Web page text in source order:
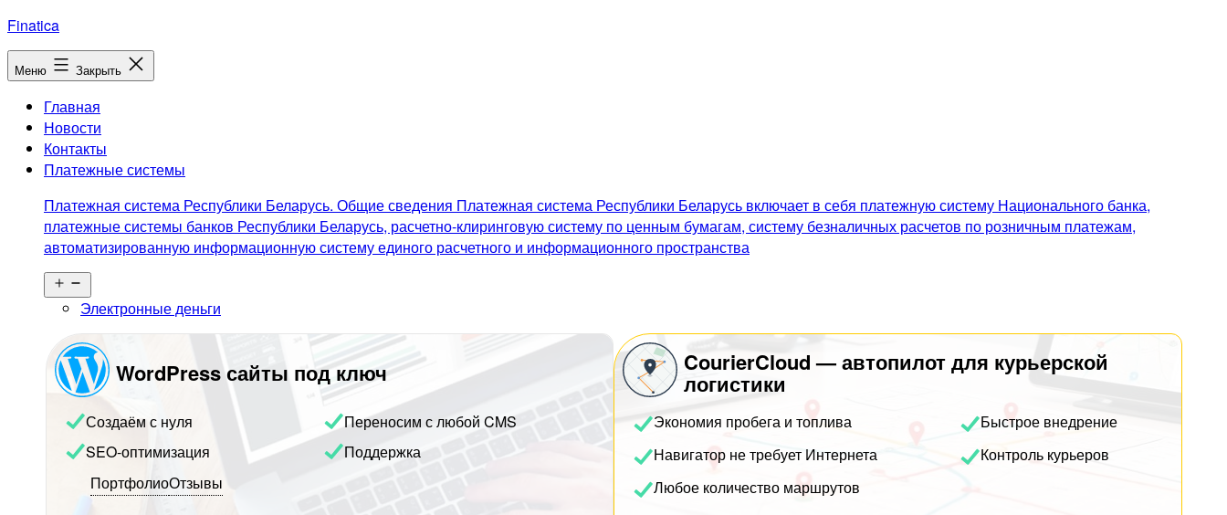
Перейти
к
содержимому
Finatica
Меню Закрыть
Главная
Новости
Контакты
Платежные системы
Платежная система Республики Беларусь. Общие сведения Платежная система Республики Беларусь включает в себя платежную систему Национального банка,
платежные системы банков Республики Беларусь, расчетно-клиринговую систему по ценным бумагам, систему безналичных расчетов по розничным платежам,
автоматизированную информационную систему единого расчетного и информационного пространства
меню
Электронные деньги
WordPress сайты под ключ
Создаём с нуля
Переносим с любой CMS
SEO-оптимизация
Поддержка
ПортфолиоОтзывы
CourierCloud — автопилот для курьерской
логистики
Экономия пробега и топлива
Быстрое внедрение
Навигатор не требует Интернета
Контроль курьеров
Любое количество маршрутов